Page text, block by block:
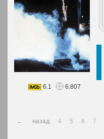
6.1
6.807
← назад 4 5 6 7